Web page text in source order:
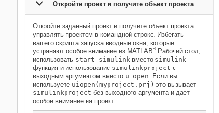
Откройте проект и получите объект проекта
Откройте заданный проект и получите объект проекта
управлять проектом в командной строке. Избегать
вашего скрипта запуска вводные окна, которые
устраняют особое внимание из MATLAB®Рабочий стол,
использовать start_simulink вместо simulink
функция и использование simulinkproject с
выходным аргументом вместо uiopen. Если вы
используете uiopen(myproject.prj) это вызывает
simulinkproject без выходного аргумента и дает
особое внимание на проект.